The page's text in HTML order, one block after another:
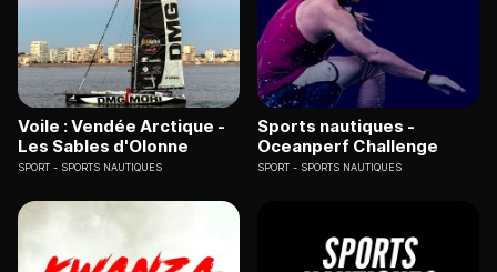
Voile : Vendée Arctique -
Les Sables d'Olonne
SPORT SPORTS NAUTIQUES
Sports nautiques -
Oceanperf Challenge
SPORT SPORTS NAUTIQUES